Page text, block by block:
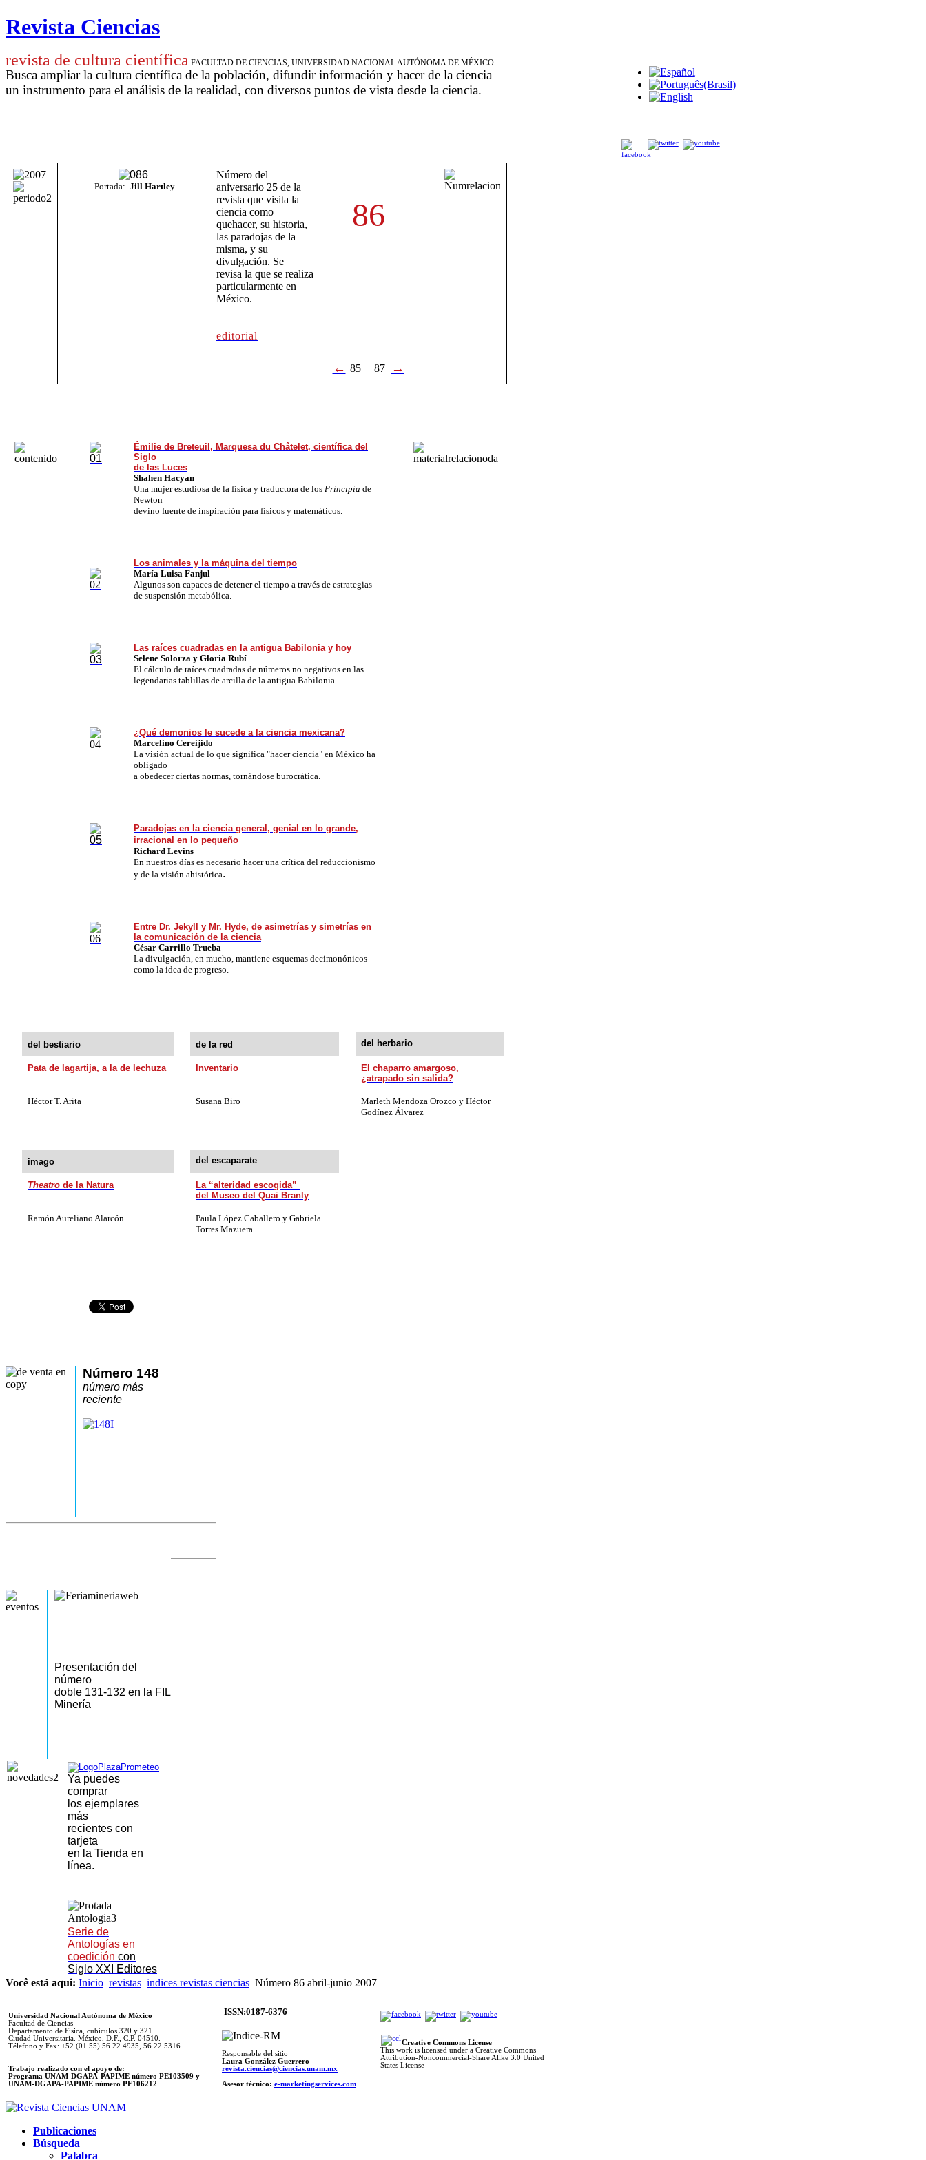
Revista Ciencias
revista de cultura científica FACULTAD DE CIENCIAS, UNIVERSIDAD NACIONAL AUTÓNOMA DE MÉXICO
Busca ampliar la cultura científica de la población, difundir información y hacer de la ciencia
un instrumento para el análisis de la realidad, con diversos puntos de vista desde la ciencia.
Portada: Jill Hartley
Número del
aniversario 25 de la
revista que visita la
ciencia como
quehacer, su historia,
las paradojas de la
misma, y su
divulgación. Se
revisa la que se realiza
particularmente en
México.
editorial
86
← 85 87 →
Émilie de Breteuil, Marquesa du Châtelet, científica del
Siglo
de las Luces
Shahen Hacyan
Una mujer estudiosa de la física y traductora de los Principia de
Newton
devino fuente de inspiración para físicos y matemáticos.
Los animales y la máquina del tiempo
María Luisa Fanjul
Algunos son capaces de detener el tiempo a través de estrategias
de suspensión metabólica.
Las raíces cuadradas en la antigua Babilonia y hoy
Selene Solorza y Gloria Rubí
El cálculo de raíces cuadradas de números no negativos en las
legendarias tablillas de arcilla de la antigua Babilonia.
¿Qué demonios le sucede a la ciencia mexicana?
Marcelino Cereijido
La visión actual de lo que significa "hacer ciencia" en México ha
obligado
a obedecer ciertas normas, tornándose burocrática.
Paradojas en la ciencia general, genial en lo grande,
irracional en lo pequeño
Richard Levins
En nuestros días es necesario hacer una crítica del reduccionismo
y de la visión ahistórica.
Entre Dr. Jekyll y Mr. Hyde, de asimetrías y simetrías en
la comunicación de la ciencia
César Carrillo Trueba
La divulgación, en mucho, mantiene esquemas decimonónicos
como la idea de progreso.
del bestiario de la red del herbario
Pata de lagartija, a la de lechuza Inventario
El chaparro amargoso,
¿atrapado sin salida?
Héctor T. Arita Susana Biro
Marleth Mendoza Orozco y Héctor
Godínez Álvarez
imago del escaparate
Theatro de la Natura
La “alteridad escogida”
del Museo del Quai Branly
Ramón Aureliano Alarcón
Paula López Caballero y Gabriela
Torres Mazuera
Número 148
número más
reciente
Presentación del
número
doble 131-132 en la FIL
Minería
Ya puedes
comprar
los ejemplares
más
recientes con
tarjeta
en la Tienda en
línea.
Serie de
Antologías en
coedición con
Siglo XXI Editores
Você está aqui: Inicio revistas indices revistas ciencias Número 86 abril-junio 2007
Universidad Nacional Autónoma de México
Facultad de Ciencias
Departamento de Física, cubículos 320 y 321.
Ciudad Universitaria. México, D.F., C.P. 04510.
Télefono y Fax: +52 (01 55) 56 22 4935, 56 22 5316
Trabajo realizado con el apoyo de:
Programa UNAM-DGAPA-PAPIME número PE103509 y
UNAM-DGAPA-PAPIME número PE106212
ISSN:0187-6376
Responsable del sitio
Laura González Guerrero
revista.ciencias@ciencias.unam.mx
Asesor técnico: e-marketingservices.com
Creative Commons License
This work is licensed under a Creative Commons
Attribution-Noncommercial-Share Alike 3.0 United
States License
Publicaciones
Búsqueda
Palabra